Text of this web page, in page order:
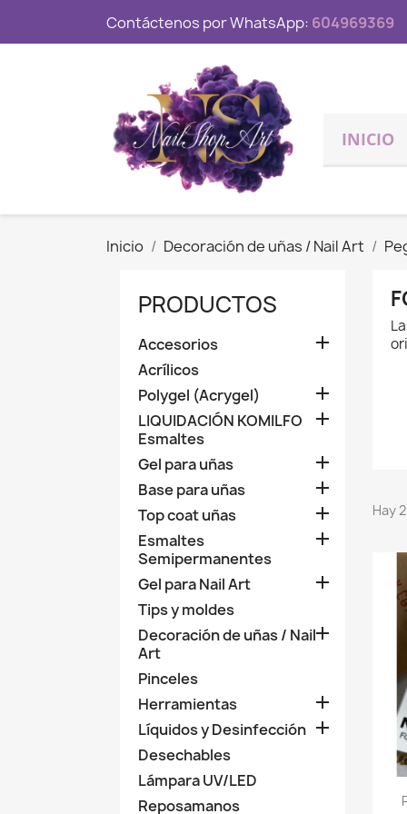
Contáctenos por WhatsApp: 604969369
INICIO
Inicio Decoración de uñas / Nail Art
PRODUCTOS
Accesorios 
Acrílicos
Polygel (Acrygel)

LIQUIDACIÓN KOMILFO
Esmaltes

Gel para uñas 
Base para uñas 
Top coat uñas 
Esmaltes
Semipermanentes

Gel para Nail Art 
Tips y moldes
Decoración de uñas / Nail
Art

Pinceles
Herramientas

Líquidos y Desinfección 
Desechables
Lámpara UV/LED
Reposamanos
Hay